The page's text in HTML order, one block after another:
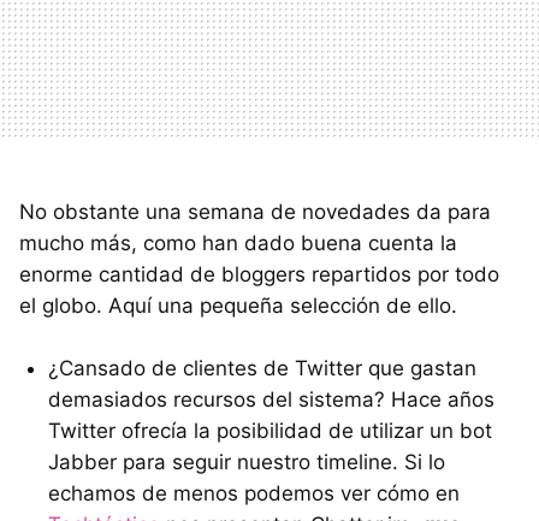
No obstante una semana de novedades da para
mucho más, como han dado buena cuenta la
enorme cantidad de bloggers repartidos por todo
el globo. Aquí una pequeña selección de ello.
¿Cansado de clientes de Twitter que gastan
demasiados recursos del sistema? Hace años
Twitter ofrecía la posibilidad de utilizar un bot
Jabber para seguir nuestro timeline. Si lo
echamos de menos podemos ver cómo en